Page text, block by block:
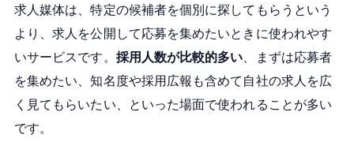
求人媒体は、特定の候補者を個別に探してもらうという
より、求人を公開して応募を集めたいときに使われやす
いサービスです。 採用人数が比較的多い 、まずは応募者
を集めたい、知名度や採用広報も含めて自社の求人を広
く見てもらいたい、といった場面で使われることが多い
です。